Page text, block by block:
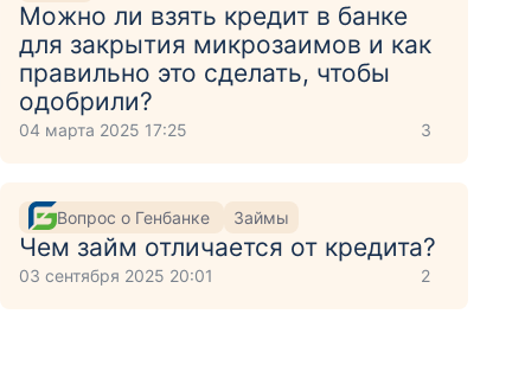
Можно ли взять кредит в банке
для закрытия микрозаимов и как
правильно это сделать, чтобы
одобрили?
04 марта 2025 17:25 3
Вопрос о Генбанке Займы
Чем займ отличается от кредита?
03 сентября 2025 20:01 2